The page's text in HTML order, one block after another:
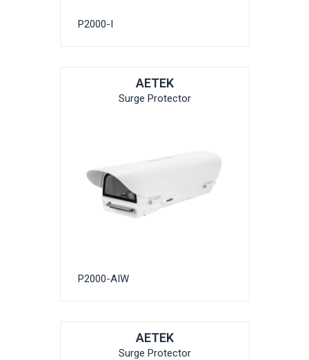
P2000-I
AETEK
Surge Protector
P2000-AIW
AETEK
Surge Protector